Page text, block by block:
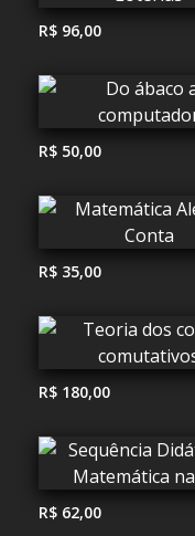
R$ 96,00
R$ 50,00
R$ 35,00
R$ 180,00
R$ 62,00